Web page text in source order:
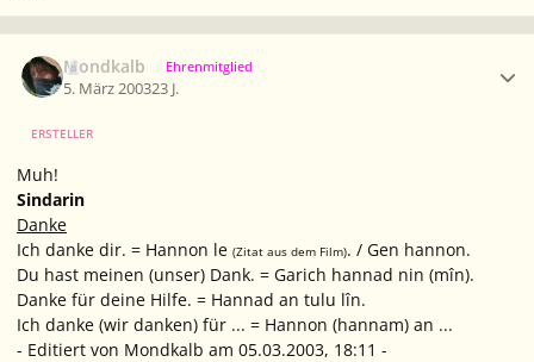
Mondkalb Ehrenmitglied
5. März 200323 J.
ERSTELLER
Muh!
Sindarin
Danke
Ich danke dir. = Hannon le (Zitat aus dem Film). / Gen hannon.
Du hast meinen (unser) Dank. = Garich hannad nin (mîn).
Danke für deine Hilfe. = Hannad an tulu lîn.
Ich danke (wir danken) für ... = Hannon (hannam) an ...
- Editiert von Mondkalb am 05.03.2003, 18:11 -